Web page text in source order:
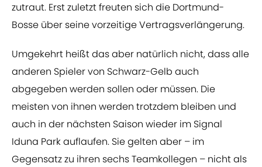
zutraut. Erst zuletzt freuten sich die Dortmund-
Bosse über seine vorzeitige Vertragsverlängerung.
Umgekehrt heißt das aber natürlich nicht, dass alle
anderen Spieler von Schwarz-Gelb auch
abgegeben werden sollen oder müssen. Die
meisten von ihnen werden trotzdem bleiben und
auch in der nächsten Saison wieder im Signal
Iduna Park auflaufen. Sie gelten aber – im
Gegensatz zu ihren sechs Teamkollegen – nicht als